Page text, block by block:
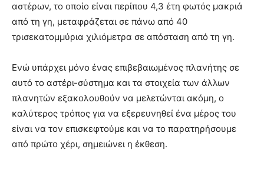
αστέρων, το οποίο είναι περίπου 4,3 έτη φωτός μακριά
από τη γη, μεταφράζεται σε πάνω από 40
τρισεκατομμύρια χιλιόμετρα σε απόσταση από τη γη.
Ενώ υπάρχει μόνο ένας επιβεβαιωμένος πλανήτης σε
αυτό το αστέρι-σύστημα και τα στοιχεία των άλλων
πλανητών εξακολουθούν να μελετώνται ακόμη, ο
καλύτερος τρόπος για να εξερευνηθεί ένα μέρος του
είναι να τον επισκεφτούμε και να το παρατηρήσουμε
από πρώτο χέρι, σημειώνει η έκθεση.